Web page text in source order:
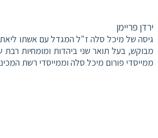
ירדן פריימן
גיסה של מיכל סלה ז"ל המגדל עם אשתו
מבוקש, בעל תואר שני ביהדות ומומחיות רבת
ממייסדי פורום מיכל סלה וממייסדי רשת